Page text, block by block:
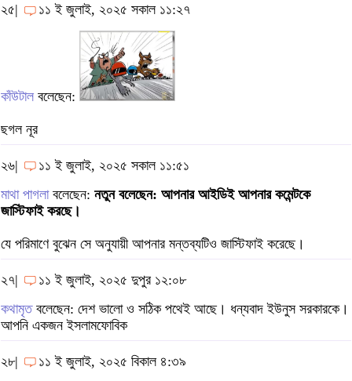
২৫| ১১ ই জুলাই, ২০২৫ সকাল ১১:২৭
কাঁউটাল বলেছেন:
ছগল নূর
২৬|
১১ ই জুলাই, ২০২৫ সকাল ১১:৫১
মাথা পাগলাবলেছেন: নতুন বলেছেন: আপনার আইডিই আপনার কমেন্টকে
জাস্টিফাই করছে।
যে পরিমাণে বুঝেন সে অনুযায়ী আপনার মন্তব্যটিও জাস্টিফাই করেছে।
২৭|
১১ ই জুলাই, ২০২৫ দুপুর ১২:০৮
কথামৃতবলেছেন: দেশ ভালো ও সঠিক পথেই আছে। ধন্যবাদ ইউনুস সরকারকে।
আপনি একজন ইসলামফোবিক
২৮|
১১ ই জুলাই, ২০২৫ বিকাল ৪:৩৯